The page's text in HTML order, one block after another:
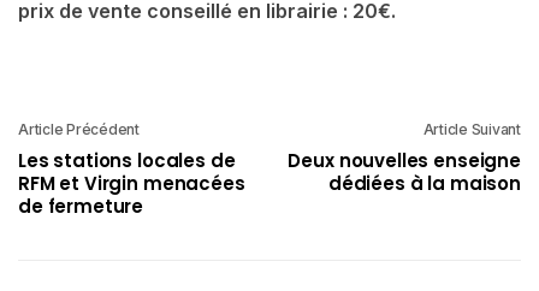
prix de vente conseillé en librairie : 20€.
Article Précédent
Les stations locales de
RFM et Virgin menacées
de fermeture
Article Suivant
Deux nouvelles enseigne
dédiées à la maison